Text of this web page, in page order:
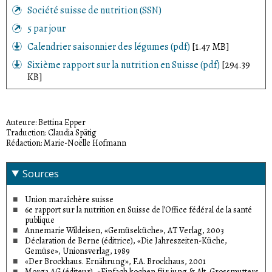
Société suisse de nutrition (SSN)
5 par jour
Calendrier saisonnier des légumes (pdf) [1.47 MB]
Sixième rapport sur la nutrition en Suisse (pdf) [294.39
KB]
Auteure: Bettina Epper
Traduction: Claudia Spätig
Rédaction: Marie-Noëlle Hofmann
Sources
Union maraîchère suisse
6e rapport sur la nutrition en Suisse de l’Office fédéral de la santé
publique
Annemarie Wildeisen, «Gemüseküche», AT Verlag, 2003
Déclaration de Berne (éditrice), «Die Jahreszeiten-Küche,
Gemüse», Unionsverlag, 1989
«Der Brockhaus. Ernährung», F.A. Brockhaus, 2001